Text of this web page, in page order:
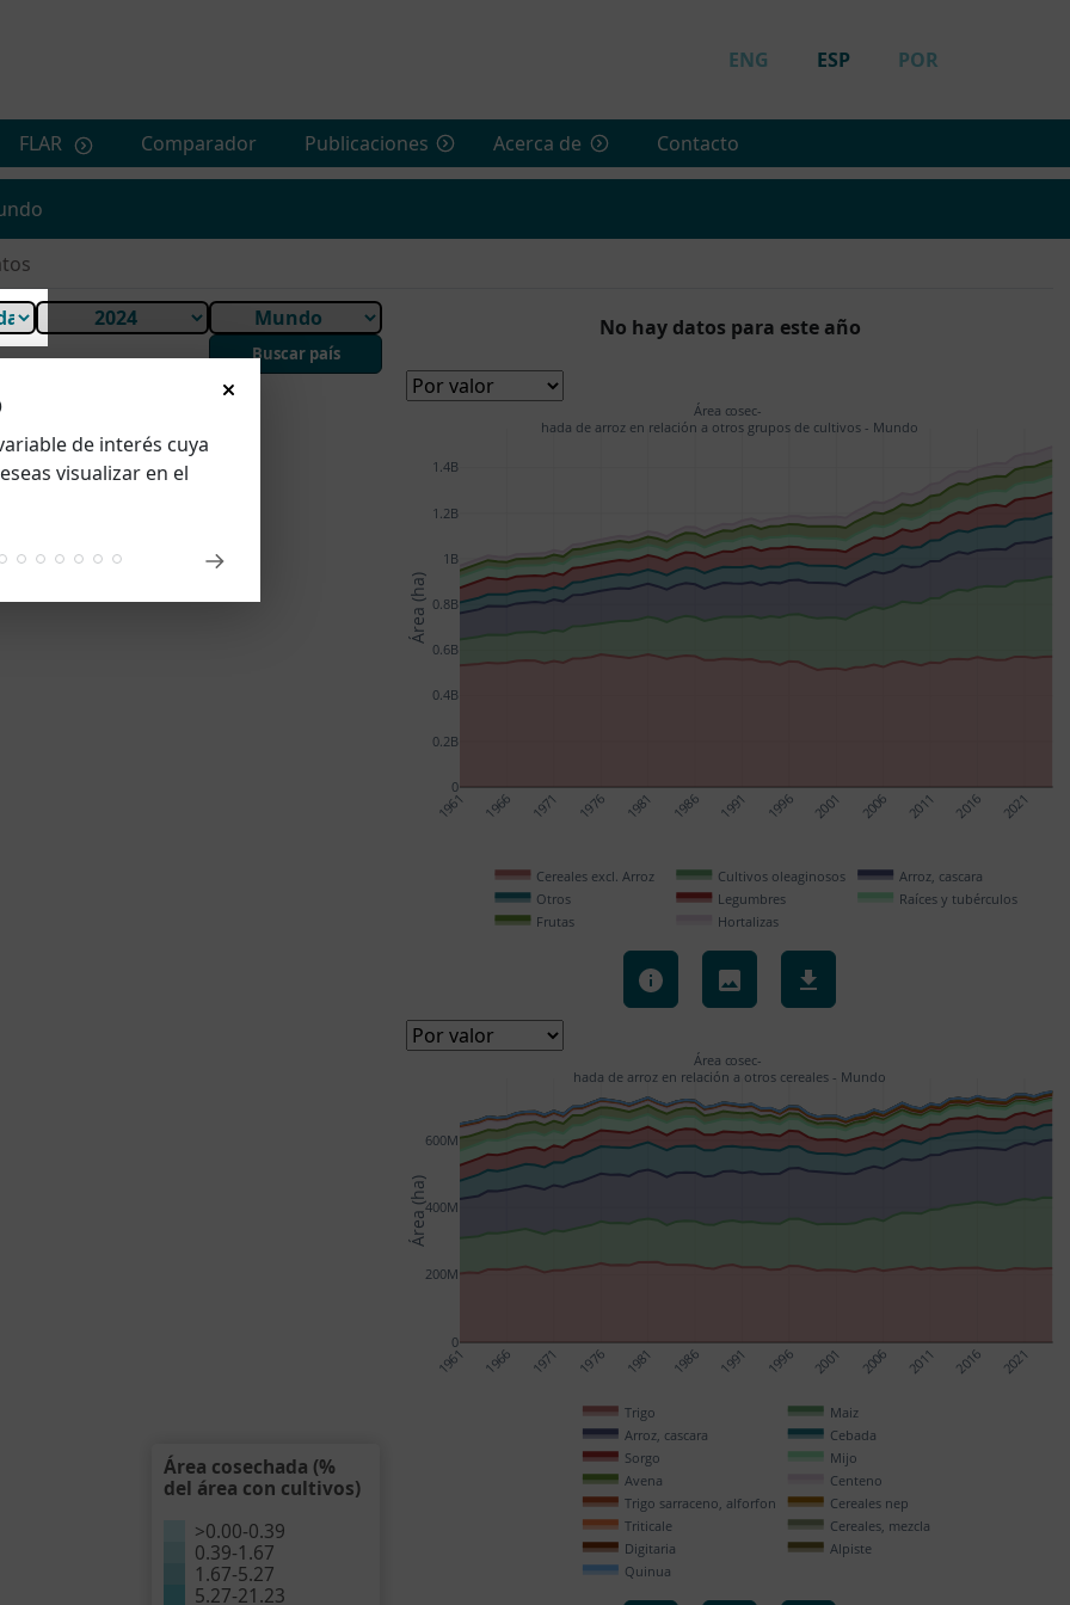
ENG ESP POR
FLAR Comparador Publicaciones Acerca de Contacto
Buscar país
Área cosechada (%
del área con cultivos)
>0.00-0.39
0.39-1.67
1.67-5.27
5.27-21.23
No hay datos para este año
1961 1966 1971 1976 1981 1986 1991 1996 2001 2006 2011 2016 2021
0
0.2B
0.4B
0.6B
0.8B
1B
1.2B
1.4B
Cereales excl. Arroz Cultivos oleaginosos
Arroz, cascara
Otros
Legumbres
Raíces y tubérculos
Frutas
Hortalizas
Área cosec-
hada de arroz en relación a otros grupos de cultivos - Mundo
Área (ha)
1961 1966 1971 1976 1981 1986 1991 1996 2001 2006 2011 2016 2021
0
200M
400M
600M
Trigo
Maiz
Arroz, cascara
Cebada
Sorgo
Mijo
Avena
Centeno
Trigo sarraceno, alforfon
Cereales nep
Triticale
Cereales, mezcla
Digitaria
Alpiste
Quinua
Área cosec-
hada de arroz en relación a otros cereales - Mundo
Área (ha)
de interés cuya
visualizar en el